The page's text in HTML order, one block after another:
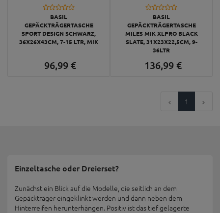
BASIL
GEPÄCKTRÄGERTASCHE
SPORT DESIGN SCHWARZ,
36X26X43CM, 7-15 LTR, MIK
96,99€
BASIL
GEPÄCKTRÄGERTASCHE
MILES MIK XLPRO BLACK
SLATE, 31X23X22,5CM, 9-
36LTR
136,99 €
1
Einzeltasche oder Dreierset?
Zunächst ein Blick auf die Modelle, die seitlich an dem
Gepäckträger eingeklinkt werden und dann neben dem
Hinterreifen herunterhängen. Positiv ist das tief gelagerte